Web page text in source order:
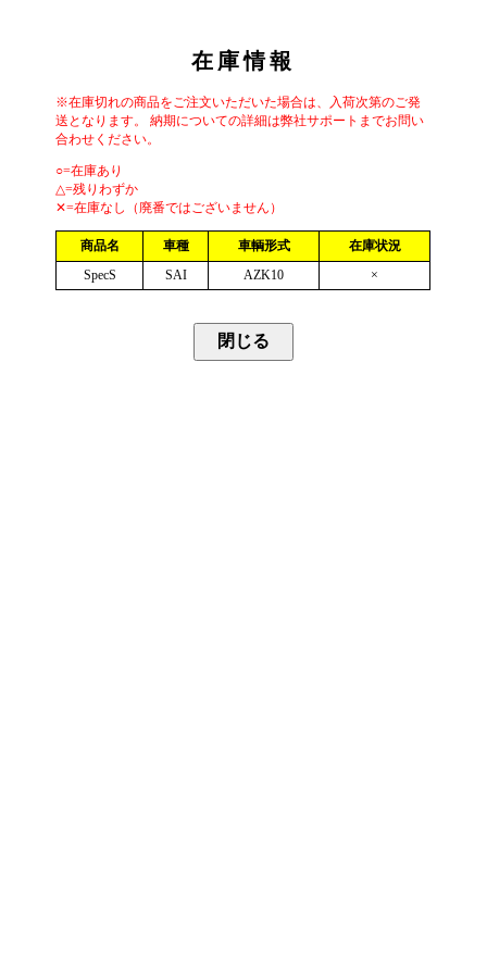
在庫情報
※在庫切れの商品をご注文いただいた場合は、入荷次第のご発
送となります。 納期についての詳細は弊社サポートまでお問い
合わせください。
○=在庫あり
△=残りわずか
✕=在庫なし（廃番ではございません）
商品名 車種 車輌形式
在庫状況
SpecS
SAI AZK10 ×